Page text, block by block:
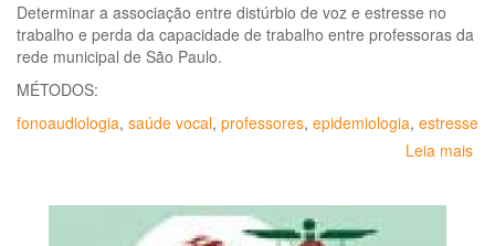
a
Determinar a associação entre distúrbio de voz e estresse no
trabalho e perda da capacidade de trabalho entre professoras da
rede municipal de São Paulo.
MÉTODOS:
fonoaudiologia, saúde vocal, professores, epidemiologia, estresse
Leia mais